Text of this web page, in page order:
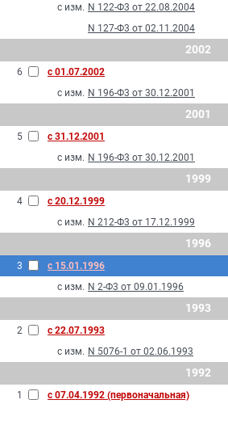
с изм. N 122-Ф3 от 22.08.2004
N 127-Ф3 от 02.11.2004
2002
6
с 01.07.2002
с изм. N 196-Ф3 от 30.12.2001
2001
5
с 31.12.2001
с изм. N 196-Ф3 от 30.12.2001
1999
4
с 20.12.1999
с изм. N 212-Ф3 от 17.12.1999
1996
3
с 15.01.1996
с изм. N 2-Ф3 от 09.01.1996
1993
2
с 22.07.1993
с изм. N 5076-1 от 02.06.1993
1992
1 с 07.04.1992 (первоначальная)